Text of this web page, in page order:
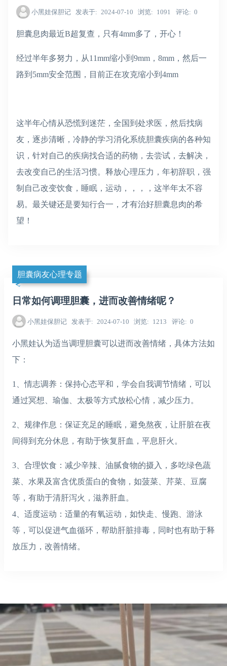
小黑娃保胆记 发表于 2024-07-10 浏览 1091 评论 0
胆囊息肉最近B超复查，只有4mm多了，开心！
经过半年多努力，从11mm缩小到9mm，8mm，然后一
路到5mm安全范围，目前正在攻克缩小到4mm
这半年心情从恐慌到迷茫，全国到处求医，然后找病
友，逐步清晰，冷静的学习消化系统胆囊疾病的各种知
识，针对自己的疾病找合适的药物，去尝试，去解决，
去改变自己的生活习惯。释放心理压力，年初辞职，强
制自己改变饮食，睡眠，运动，，，，这半年太不容
易。最关键还是要知行合一，才有治好胆囊息肉的希
望！
胆囊病友心理专题
日常如何调理胆囊，进而改善情绪呢？
小黑娃保胆记 发表于 2024-07-10 浏览 1213 评论 0
小黑娃认为适当调理胆囊可以进而改善情绪，具体方法如
下：
1、情志调养：保持心态平和，学会自我调节情绪，可以
通过冥想、瑜伽、太极等方式放松心情，减少压力。
2、规律作息：保证充足的睡眠，避免熬夜，让肝脏在夜
间得到充分休息，有助于恢复肝血，平息肝火。
3、合理饮食：减少辛辣、油腻食物的摄入，多吃绿色蔬
菜、水果及富含优质蛋白的食物，如菠菜、芹菜、豆腐
等，有助于清肝泻火，滋养肝血。
4、适度运动：适量的有氧运动，如快走、慢跑、游泳
等，可以促进气血循环，帮助肝脏排毒，同时也有助于释
放压力，改善情绪。